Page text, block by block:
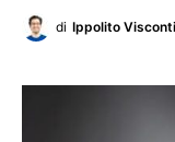
di Ippolito Visconti